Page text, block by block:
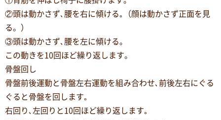
②頭は動かさず､腰を右に傾ける｡（顔は動かさず正面を見
る。）
③頭は動かさず､腰を左に傾ける。
この動きを10回ほど繰り返します。
骨盤回し
骨盤前後運動と骨盤左右運動を組み合わせ､前後左右にぐる
ぐると骨盤を回します｡
右回り､左回りと10回ほど繰り返します｡